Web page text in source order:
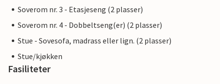
Soverom nr. 3 - Etasjeseng (2 plasser)
Soverom nr. 4 - Dobbeltseng(er) (2 plasser)
Stue - Sovesofa, madrass eller lign. (2 plasser)
Stue/kjøkken
Fasiliteter